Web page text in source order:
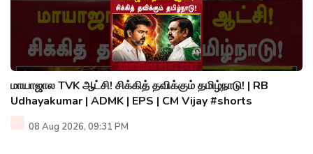
மாயாஜால TVK ஆட்சி! சிக்கித் தவிக்கும் தமிழ்நாடு! | RB
Udhayakumar | ADMK | EPS | CM Vijay #shorts
08 Aug 2026, 09:31 PM